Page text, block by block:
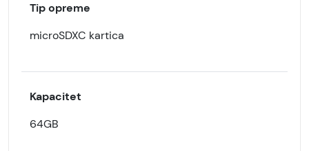
Tip opreme
microSDXC kartica
Kapacitet
64GB